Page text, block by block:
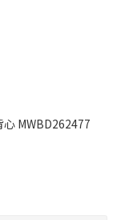
心 MWBD262477